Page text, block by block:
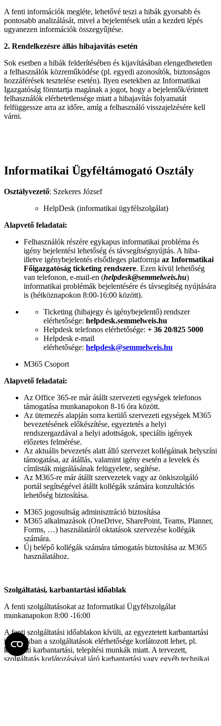
A fenti információk megléte, lehetővé teszi a hibák gyorsabb és
pontosabb analizálását, mivel a bejelentések után a kezdeti lépés
ugyanezen információk összegyűjtése.
2. Rendelkezésre állás hibajavítás esetén
Sok esetben a hibák felderítésében és kijavításában elengedhetetlen
a felhasználók közreműködése (pl. egyedi azonosítók, biztonságos
hozzáférések tesztelése esetén). Ilyen esetekben az Informatikai
Igazgatóság fönntartja magának a jogot, hogy a bejelentők/érintett
felhasználók elérhetetlensége miatt a hibajavítás folyamatát
felfüggessze arra az időre, amíg a felhasználó visszajelzésére kell
várni.
Informatikai Ügyféltámogató Osztály
Osztályvezető: Szekeres József
HelpDesk (informatikai ügyfélszolgálat)
Alapvető feladatai:
Felhasználók részére egykapus informatikai probléma és
igény bejelentési lehetőség és távsegítségnyújtás. A hiba-
illetve igénybejelentés elsődleges platformja az Informatikai
Főigazgatóság ticketing rendszere. Ezen kívül lehetőség
van telefonon, e-mail-en (helpdesk@semmelweis.hu)
informatikai problémák bejelentésére és távsegítség nyújtására
is (hétköznapokon 8:00-16:00 között).
Ticketing (hibajegy és igénybejelentő) rendszer
elérhetősége: helpdesk.semmelweis.hu
Helpdesk telefonos elérhetősége: + 36 20/825 5000
Helpdesk e-mail
elérhetősége: helpdesk@semmelweis.hu
M365 Csoport
Alapvető feladatai:
Az Office 365-re már átállt szervezeti egységek telefonos
támogatása munkanapokon 8-16 óra között.
Az ütemezés alapján sorra kerülő szervezeti egységek M365
bevezetésének előkészítése, egyeztetés a helyi
rendszergazdával a helyi adottságok, speciális igények
előzetes felmérése.
Az aktuális bevezetés alatt álló szervezet kollégáinak helyszíni
támogatása, az átállás, valamint igény esetén a levelek és
címlisták migrálásának felügyelete, segítése.
Az M365-re már átállt szervezetek vagy az önkiszolgáló
portál segítségével átállt kollégák számára konzultációs
lehetőség biztosítása.
M365 jogosultság adminisztráció biztosítása
M365 alkalmazások (OneDrive, SharePoint, Teams, Planner,
Forms, …) használatáról oktatások szervezése kollégák
számára.
Új belépő kollégák számára támogatás biztosítása az M365
használatához.
Szolgáltatási, karbantartási időablak
A fenti szolgáltatásokat az Informatikai Ügyfélszolgálat
munkanapokon 8:00 -16:00
A fenti szolgáltatási időablakon kívüli, az egyeztetett karbantartási
időablakban a szolgáltatások elérhetősége korlátozott lehet, pl.
központi karbantartási, telepítési munkák miatt. A tervezett,
szolgáltatás korlátozásával járó karbantartási vagy egyéb technikai